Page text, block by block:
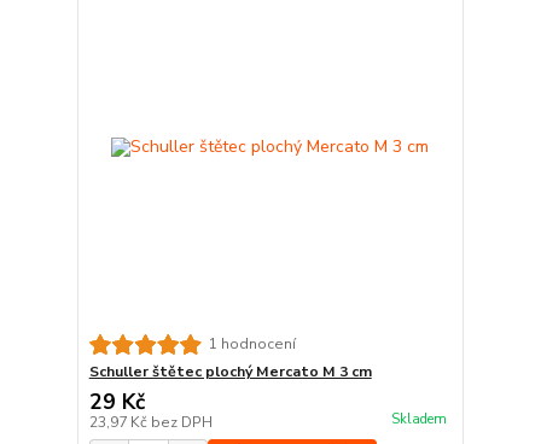
1 hodnocení
Schuller štětec plochý Mercato M 3 cm
29 Kč
23,97 Kč bez DPH Skladem